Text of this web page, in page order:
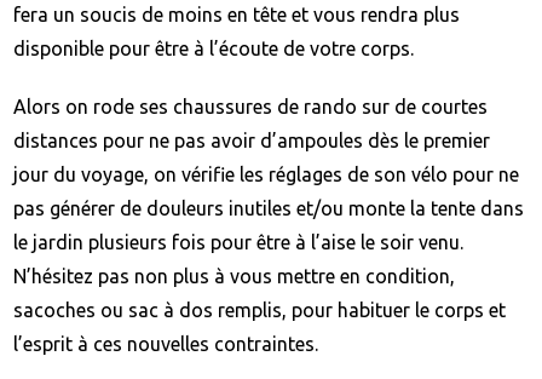
fera un soucis de moins en tête et vous rendra plus
disponible pour être à l’écoute de votre corps.
Alors on rode ses chaussures de rando sur de courtes
distances pour ne pas avoir d’ampoules dès le premier
jour du voyage, on vérifie les réglages de son vélo pour ne
pas générer de douleurs inutiles et/ou monte la tente dans
le jardin plusieurs fois pour être à l’aise le soir venu.
N’hésitez pas non plus à vous mettre en condition,
sacoches ou sac à dos remplis, pour habituer le corps et
l’esprit à ces nouvelles contraintes.